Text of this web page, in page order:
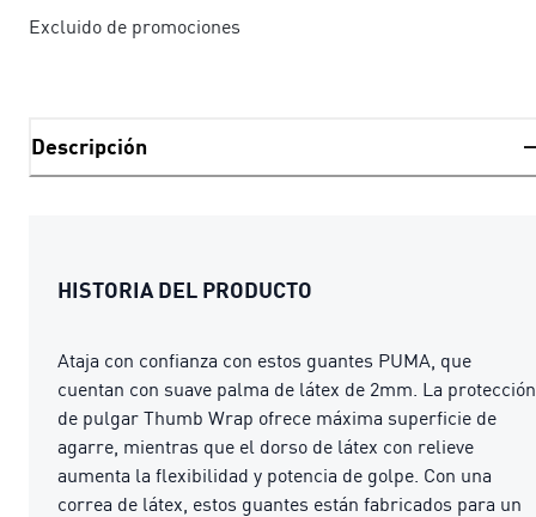
Excluido de promociones
Descripción
HISTORIA DEL PRODUCTO
Ataja con confianza con estos guantes PUMA, que
cuentan con suave palma de látex de 2mm. La protección
de pulgar Thumb Wrap ofrece máxima superficie de
agarre, mientras que el dorso de látex con relieve
aumenta la flexibilidad y potencia de golpe. Con una
correa de látex, estos guantes están fabricados para un